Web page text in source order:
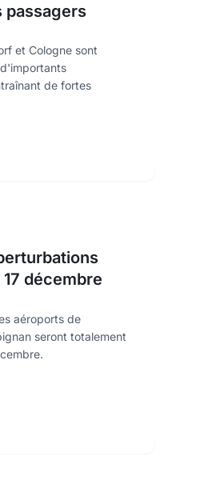
passagers
et Cologne sont
de fortes
décembre
aéroports de
seront totalement